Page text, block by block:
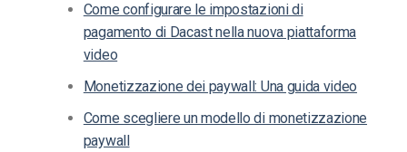
Come configurare le impostazioni di
pagamento di Dacast nella nuova piattaforma
video
Monetizzazione dei paywall: Una guida video
Come scegliere un modello di monetizzazione
paywall